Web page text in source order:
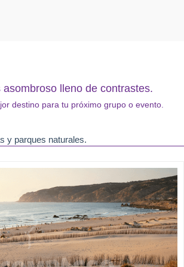
lleno de contrastes.
destino para tu próximo grupo o evento.
y parques naturales.